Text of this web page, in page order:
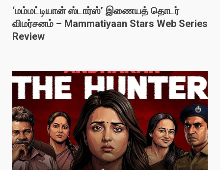
‘மம்மட்டியான் ஸ்டார்ஸ்’ இணையத் தொடர்
விமர்சனம் – Mammatiyaan Stars Web Series
Review